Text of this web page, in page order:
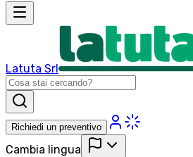
Latuta Srl
Richiedi un preventivo
Cambia lingua